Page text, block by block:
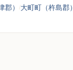
郡） 大町町（杵島郡）